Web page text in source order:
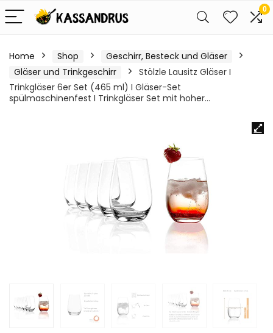
0
Home Shop
Geschirr, Besteck und Gläser
Gläser und Trinkgeschirr
Stölzle Lausitz Gläser I
Trinkgläser 6er Set (465 ml) I Gläser-Set
spülmaschinenfest I Trinkgläser Set mit hoher…